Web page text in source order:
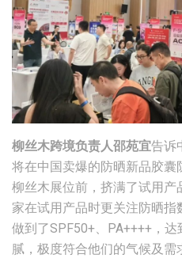
柳丝木跨境负责人邵苑宜告诉
将在中国卖爆的防晒新品胶囊
柳丝木展位前，挤满了试用产
家在试用产品时更关注防晒
做到了SPF50+、PA++++，
腻，极度符合他们的气候及